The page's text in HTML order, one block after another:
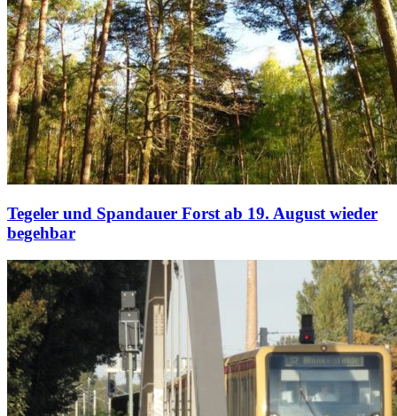
Tegeler und Spandauer Forst ab 19. August wieder
begehbar